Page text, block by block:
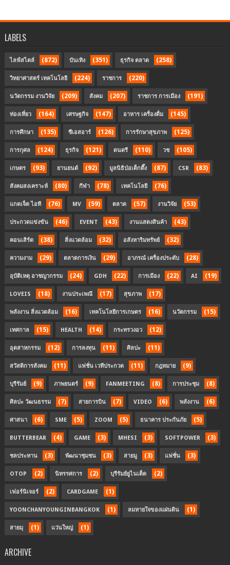
LABELS
ไลฟ์สไตล์ (872) บันเทิง (351) ธุรกิจ ตลาด (258)
วิทยาศาสตร์ เทคโนโลยี (224) ราชการ (220)
นวัตกรรม งานวิจัย (209) สังคม (207) ราชการ การเมือง (191)
ท่องเที่ยว (164) เศรษฐกิจ (147) อาหาร เครื่องดื่ม (145)
การศึกษา (135) ซีเอสอาร์ (126) การรักษาสุขภาพ (125)
การกุศล (124) ธุรกิจ (121) ดนตรี (110) วช (105)
เกษตร (93) ยานยนต์ (92) มูลนิธิป่อเต็กตึ๊ง (87) CSR (83)
สังคมสงเคราะห์ (80) กีฬา (78) เทคโนโลยี (76)
แกดเจ็ต ไอที (76) MV (59) ตลาด (57) งานวิจัย (53)
ประกวดแข่งขัน (46) EVENT (43) งานแสดงสินค้า (43)
คอนเสิร์ต (38) สิ่งแวดล้อม (32) อสังหาริมทรัพย์ (32)
ความงาม (29) ตลาดการเงิน (29) อาภรณ์ เครื่องประดับ (28)
อุบัติเหตุ อาชญากรรม (24) GDH (22) การเมือง (22) AI (19)
LOVEIS (18) งานประเพณี (17) สุขภาพ (17)
พลังงาน สิ่งแวดล้อม (16) เทคโนโลยีการเกษตร (16) นวัตกรรม (15)
เทศกาล (15) HEALTH (14) กระทรวงอว (12)
อุตสาหกรรม (12) การลงทุน (11) ศิลปะ (11)
สวัสดิการสังคม (11) แฟชั่น เวทีประกวด (11) กฎหมาย (9)
บุรีรัมย์ (9) ภาพยนตร์ (9) FANMEETING (8) การประชุม (8)
ศิลปะ วัฒนธรรม (7) สายการบิน (7) VIDEO (6) พลังงาน (6)
ศาสนา (6) SME (5) ZOOM (5) ธนาคาร ประกันภัย (5)
BUTTERBEAR (4) GAME (3) MHESI (3) SOFTPOWER (3)
ชลประทาน (3) พัฒนาชุมชน (3) สายมู (3) แฟชั่น (3)
OTOP (2) นิทรรศการ (2) บุรีรัมย์ยูไนเต็ด (2)
เฟอร์นิเจอร์ (2) CARDGAME (1)
YOONCHANYOUNGINBANGKOK (1) ลมหายใจของแผ่นดิน (1)
สายมุ (1) แว่นใหญ่ (1)
ARCHIVE